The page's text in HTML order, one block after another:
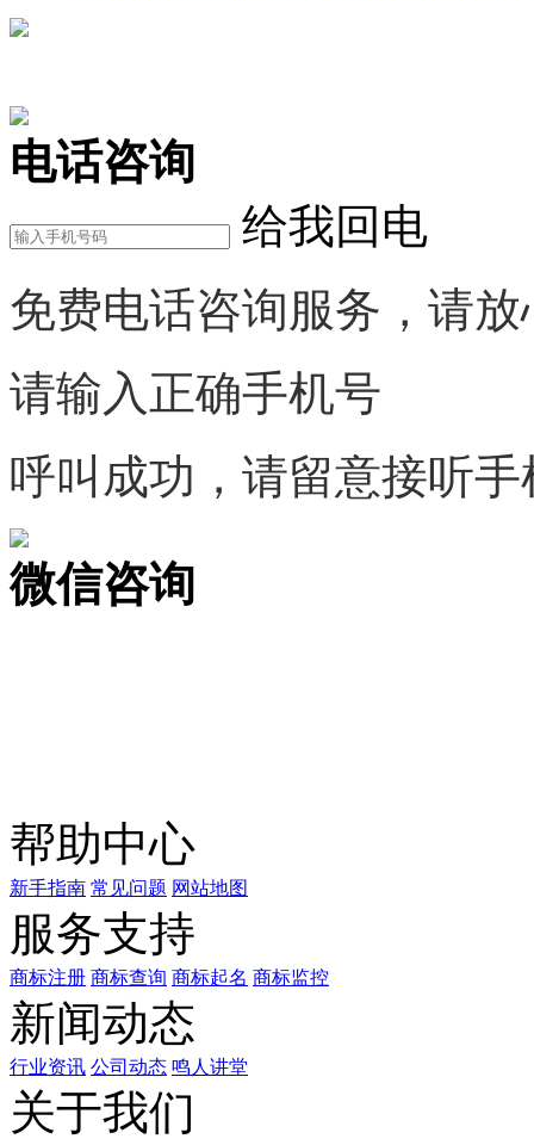
电话咨询
给我回电
免费电话咨询服务，请放
请输入正确手机号
呼叫成功，请留意接听手
微信咨询
帮助中心
新手指南 常见问题 网站地图
服务支持
商标注册 商标查询 商标起名 商标监控
新闻动态
行业资讯 公司动态 鸣人讲堂
关于我们